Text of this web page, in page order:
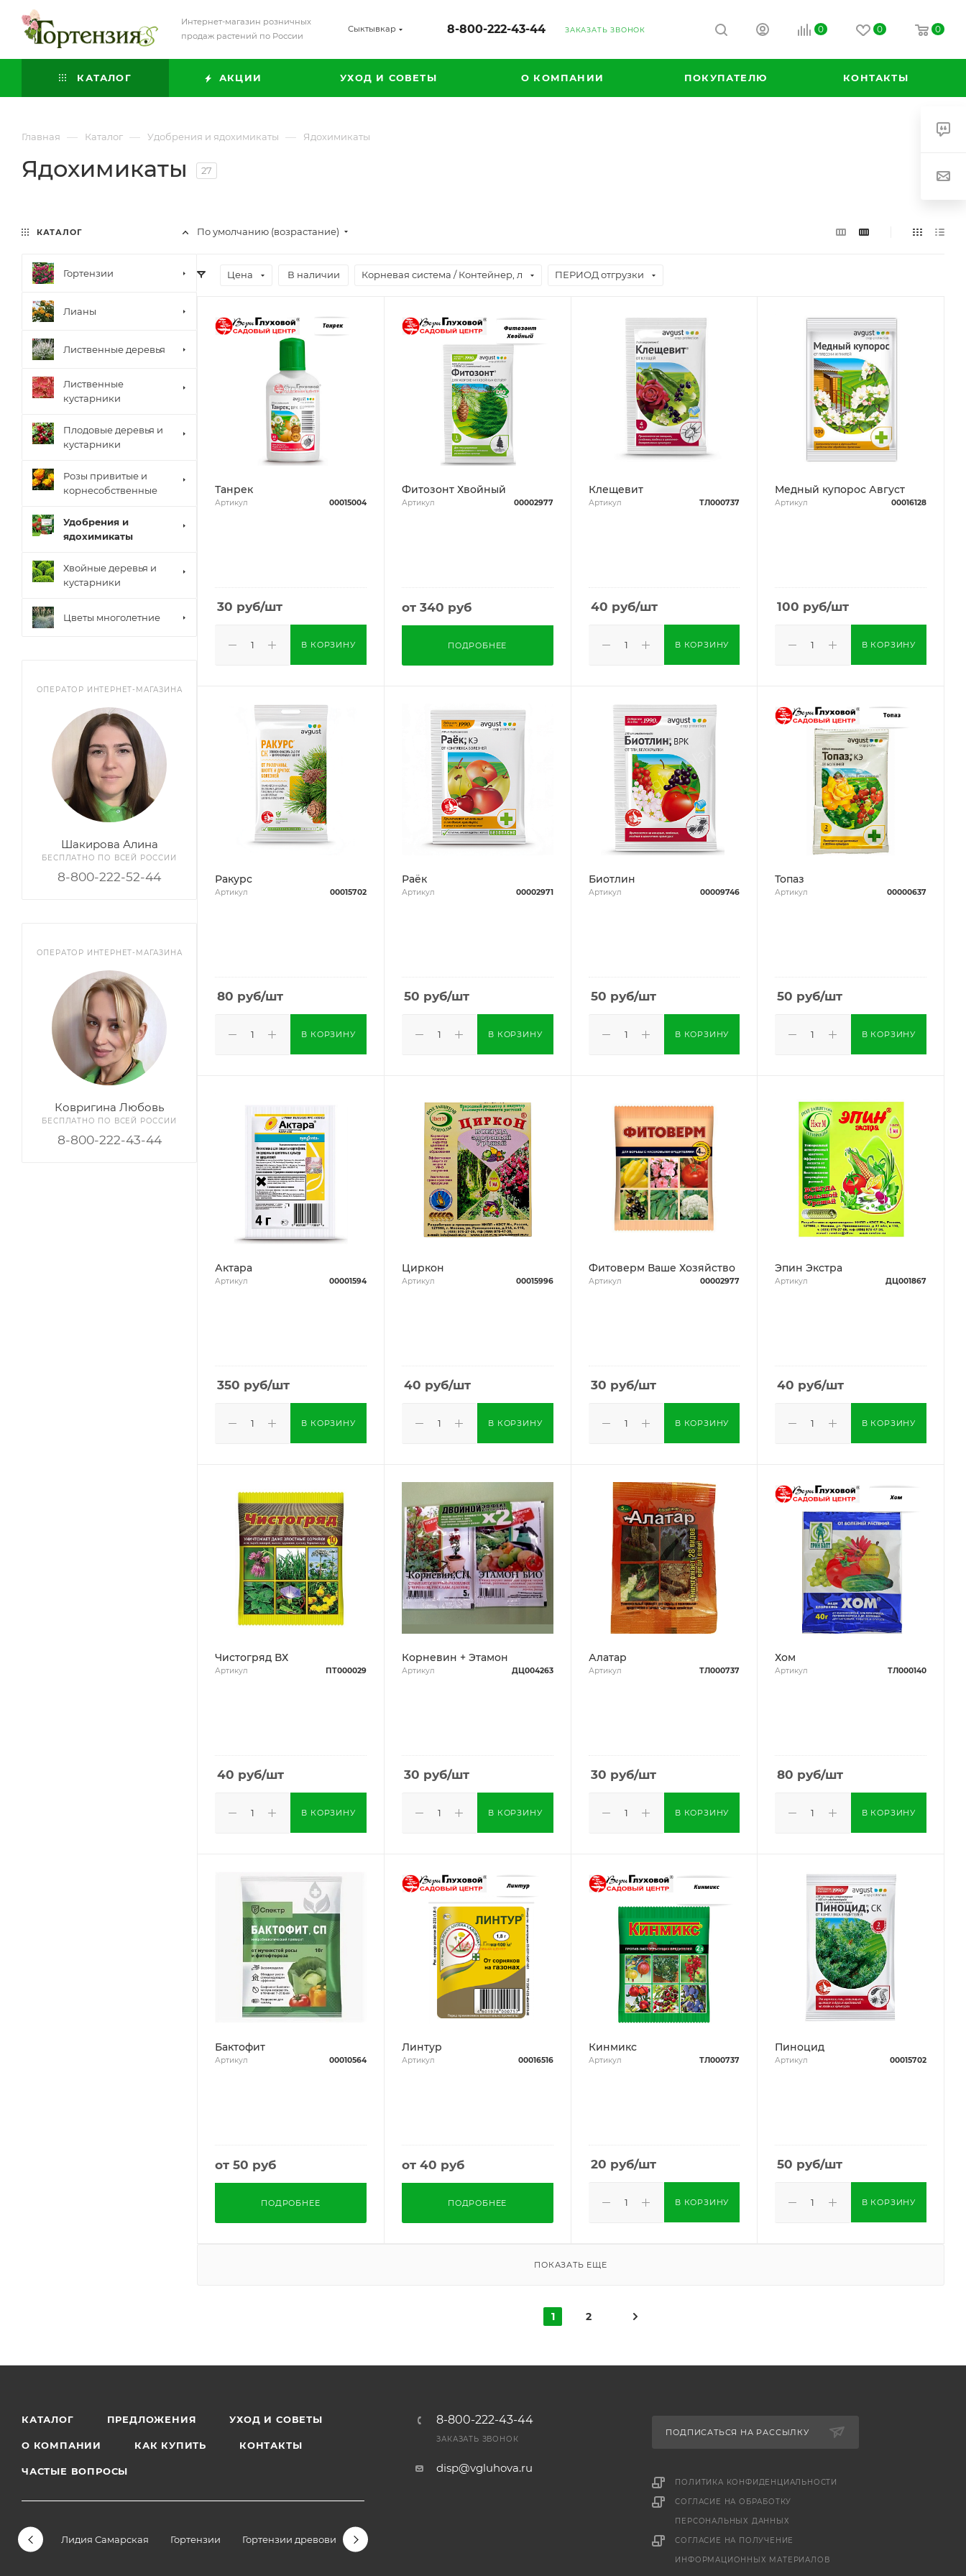
Интернет-магазин розничных
продаж растений по России
Сыктывкар 8-800-222-43-44 ЗАКАЗАТЬ ЗВОНОК 0 0 0
КАТАЛОГ АКЦИИ УХОД И СОВЕТЫ О КОМПАНИИ ПОКУПАТЕЛЮ КОНТАКТЫ
Главная — Каталог — Удобрения и ядохимикаты — Ядохимикаты
Ядохимикаты 27
По умолчанию (возрастание)
Цена В наличии Корневая система / Контейнер, л ПЕРИОД отгрузки
Танрек
Артикул 00015004
30 руб/шт
В КОРЗИНУ
Фитозонт Хвойный
Артикул 00002977
от 340 руб
ПОДРОБНЕЕ
Клещевит
Артикул ТЛ000737
40 руб/шт
В КОРЗИНУ
Медный купорос Август
Артикул 00016128
100 руб/шт
В КОРЗИНУ
Ракурс
Артикул 00015702
80 руб/шт
В КОРЗИНУ
Раёк
Артикул 00002971
50 руб/шт
В КОРЗИНУ
Биотлин
Артикул 00009746
50 руб/шт
В КОРЗИНУ
Топаз
Артикул 00000637
50 руб/шт
В КОРЗИНУ
Актара
Артикул 00001594
350 руб/шт
В КОРЗИНУ
Циркон
Артикул 00015996
40 руб/шт
В КОРЗИНУ
Фитоверм Ваше Хозяйство
Артикул 00002977
30 руб/шт
В КОРЗИНУ
Эпин Экстра
Артикул ДЦ001867
40 руб/шт
В КОРЗИНУ
Чистогряд ВХ
Артикул ПТ000029
40 руб/шт
В КОРЗИНУ
Корневин + Этамон
Артикул ДЦ004263
30 руб/шт
В КОРЗИНУ
Алатар
Артикул ТЛ000737
30 руб/шт
В КОРЗИНУ
Хом
Артикул ТЛ000140
80 руб/шт
В КОРЗИНУ
Бактофит
Артикул 00010564
от 50 руб
ПОДРОБНЕЕ
Линтур
Артикул 00016516
от 40 руб
ПОДРОБНЕЕ
Кинмикс
Артикул ТЛ000737
20 руб/шт
В КОРЗИНУ
Пиноцид
Артикул 00015702
50 руб/шт
В КОРЗИНУ
ПОКАЗАТЬ ЕЩЕ
1 2
КАТАЛОГ
Гортензии
Лианы
Лиственные деревья
Лиственные
кустарники
Плодовые деревья и
кустарники
Розы привитые и
корнесобственные
Удобрения и
ядохимикаты
Хвойные деревья и
кустарники
Цветы многолетние
ОПЕРАТОР ИНТЕРНЕТ-МАГАЗИНА
Шакирова Алина
БЕСПЛАТНО ПО ВСЕЙ РОССИИ
8-800-222-52-44
ОПЕРАТОР ИНТЕРНЕТ-МАГАЗИНА
Ковригина Любовь
БЕСПЛАТНО ПО ВСЕЙ РОССИИ
8-800-222-43-44
КАТАЛОГ ПРЕДЛОЖЕНИЯ УХОД И СОВЕТЫ
О КОМПАНИИ КАК КУПИТЬ КОНТАКТЫ
ЧАСТЫЕ ВОПРОСЫ
Лидия Самарская Гортензии Гортензии древовидные
8-800-222-43-44
ЗАКАЗАТЬ ЗВОНОК
disp@vgluhova.ru
ПОДПИСАТЬСЯ НА РАССЫЛКУ
ПОЛИТИКА КОНФИДЕНЦИАЛЬНОСТИ
СОГЛАСИЕ НА ОБРАБОТКУ
ПЕРСОНАЛЬНЫХ ДАННЫХ
СОГЛАСИЕ НА ПОЛУЧЕНИЕ
ИНФОРМАЦИОННЫХ МАТЕРИАЛОВ